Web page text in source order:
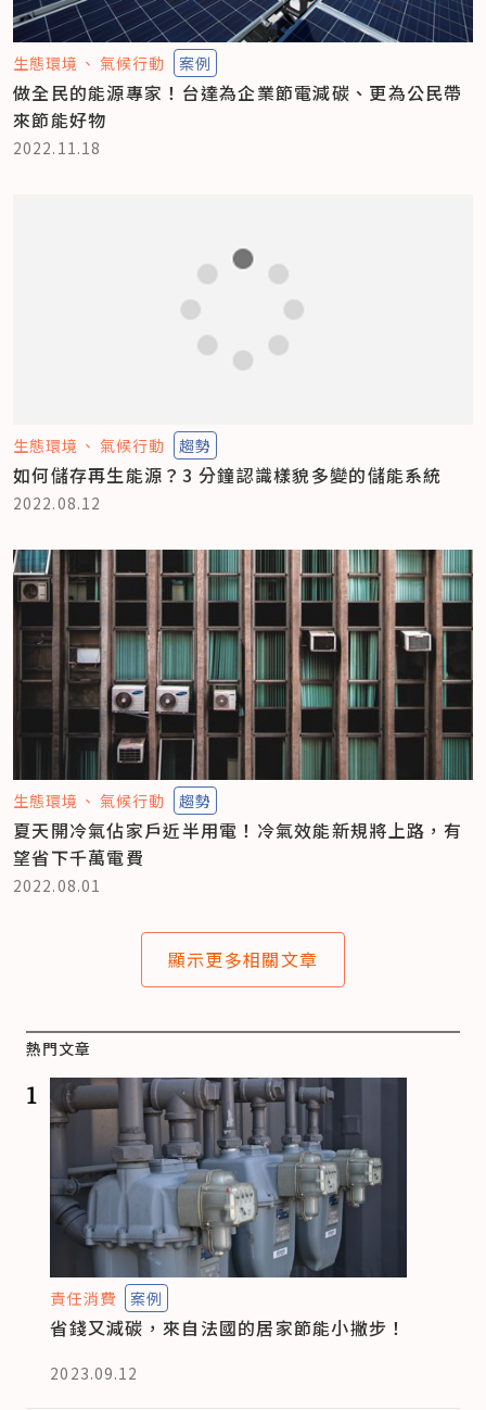
生態環境 氣候行動 案例
做全民的能源專家！台達為企業節電減碳、更為公民帶
來節能好物
2022.11.18
生態環境 氣候行動 趨勢
如何儲存再生能源？3 分鐘認識樣貌多變的儲能系統
2022.08.12
生態環境 氣候行動 趨勢
夏天開冷氣佔家戶近半用電！冷氣效能新規將上路，有
望省下千萬電費
2022.08.01
顯示更多相關文章
熱門文章
1
責任消費 案例
省錢又減碳，來自法國的居家節能小撇步！
2023.09.12